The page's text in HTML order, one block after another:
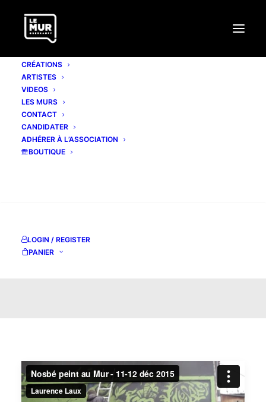
CRÉATIONS
ARTISTES
VIDEOS
LES MURS
CONTACT
CANDIDATER
ADHÉRER À L’ASSOCIATION
BOUTIQUE
LOGIN / REGISTER
PANIER